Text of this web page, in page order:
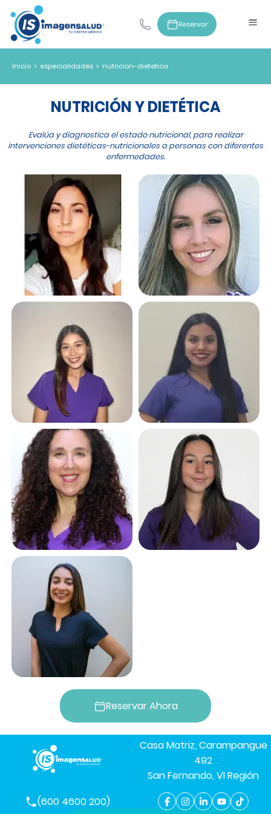
Reservar
Inicio > especialidades > nutricion-dietetica
NUTRICIÓN Y DIETÉTICA
Evalúa y diagnostica el estado nutricional, para realizar
intervenciones dietéticas-nutricionales a personas con diferentes
enfermedades.
Reservar Ahora
Casa Matriz, Carampangue
492
San Fernando, VI Región
(600 4600 200)